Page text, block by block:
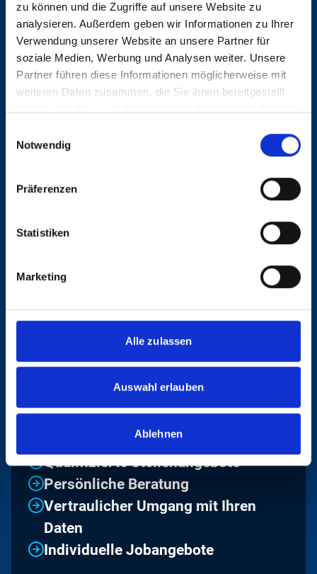
zu können und die Zugriffe auf unsere Website zu
analysieren. Außerdem geben wir Informationen zu Ihrer
Verwendung unserer Website an unsere Partner für
soziale Medien, Werbung und Analysen weiter. Unsere
Partner führen diese Informationen möglicherweise mit
weiteren Daten zusammen, die Sie ihnen bereitgestellt
Notwendig
Präferenzen
Statistiken
Marketing
Alle zulassen
Auswahl erlauben
Ablehnen
KONTAKT
Mittelweg 14
dva@dunkelvoegele.de
UNSERE VORTEILE
IM ÜBERBLICK
Qualifizierte Stellenangebote
Persönliche Beratung
Vertraulicher Umgang mit Ihren
Daten
Individuelle Jobangebote